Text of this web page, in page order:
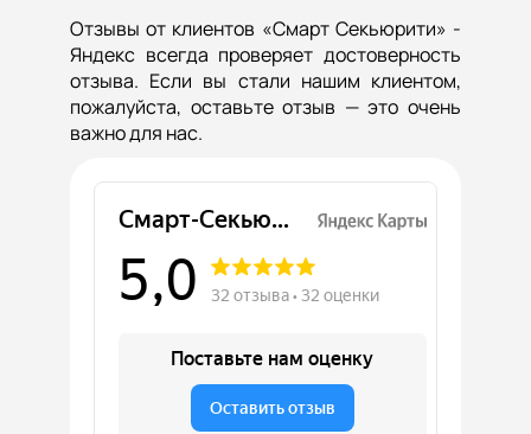
Отзывы от клиентов «Смарт Секьюрити» -
Яндекс всегда проверяет достоверность
отзыва. Если вы стали нашим клиентом,
пожалуйста, оставьте отзыв — это очень
важно для нас.